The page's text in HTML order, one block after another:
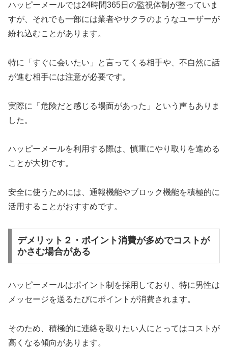
ハッピーメールでは24時間365日の監視体制が整っていま
すが、それでも一部には業者やサクラのようなユーザーが
紛れ込むことがあります。
特に「すぐに会いたい」と言ってくる相手や、不自然に話
が進む相手には注意が必要です。
実際に「危険だと感じる場面があった」という声もありま
した。
ハッピーメールを利用する際は、慎重にやり取りを進める
ことが大切です。
安全に使うためには、通報機能やブロック機能を積極的に
活用することがおすすめです。
デメリット２・ポイント消費が多めでコストが
かさむ場合がある
ハッピーメールはポイント制を採用しており、特に男性は
メッセージを送るたびにポイントが消費されます。
そのため、積極的に連絡を取りたい人にとってはコストが
高くなる傾向があります。